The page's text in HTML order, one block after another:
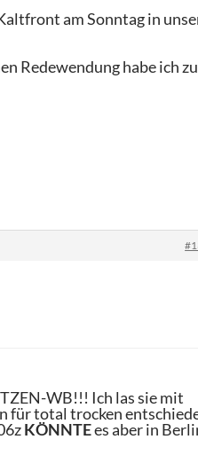
am Sonntag in
Redewendung habe ich
WB!!! Ich las sie mit
für total trocken
KÖNNTEes aber in